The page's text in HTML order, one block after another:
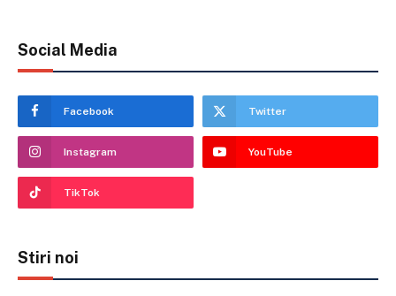
Social Media
Facebook Twitter
Instagram YouTube
TikTok
Stiri noi